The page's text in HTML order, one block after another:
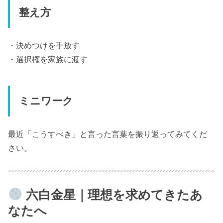
整え方
・決めつけを手放す
・選択権を家族に渡す
ミニワーク
最近「こうすべき」と言った言葉を振り返ってみてくだ
さい。
六白金星｜理想を求めてきたあ
なたへ